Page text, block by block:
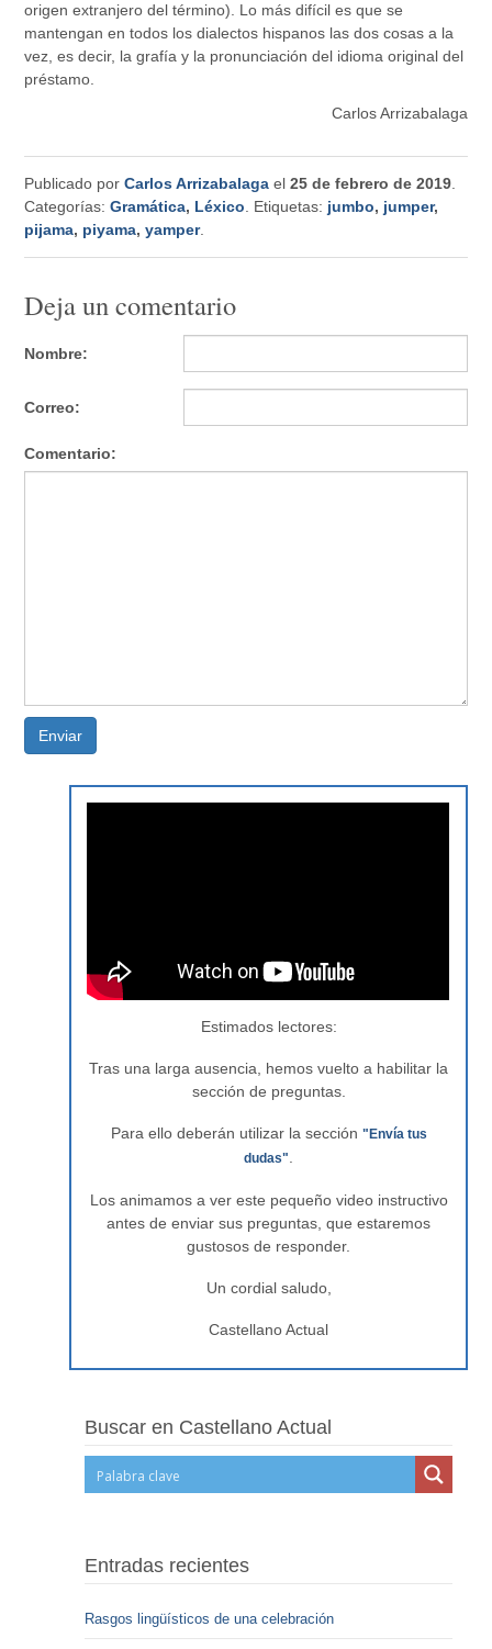
origen extranjero del término). Lo más difícil es que se
mantengan en todos los dialectos hispanos las dos cosas a la
vez, es decir, la grafía y la pronunciación del idioma original del
préstamo.
Carlos Arrizabalaga
Publicado porCarlos Arrizabalaga el25 de febrero de 2019
Categorías:Gramática, Léxico . Etiquetas: jumbo, jumper,
pijama, piyama,yamper.
Deja un comentario
Nombre:
Correo:
Comentario:
Enviar
Estimados lectores:
Tras una larga ausencia, hemos vuelto a habilitar la
sección de preguntas.
Para ello deberán utilizar la sección "Envía tus
dudas"
Los animamos a ver este pequeño video instructivo
antes de enviar sus preguntas, que estaremos
gustosos de responder.
Un cordial saludo,
Castellano Actual
Buscar en Castellano Actual
Entradas recientes
Rasgos lingüísticos de una celebración